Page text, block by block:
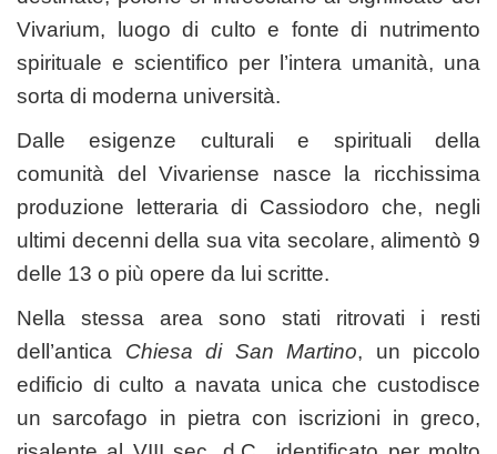
Vivarium, luogo di culto e fonte di nutrimento
spirituale e scientifico per l’intera umanità, una
sorta di moderna università.
Dalle esigenze culturali e spirituali della
comunità del Vivariense nasce la ricchissima
produzione letteraria di Cassiodoro che, negli
ultimi decenni della sua vita secolare, alimentò 9
delle 13 o più opere da lui scritte.
Nella stessa area sono stati ritrovati i resti
dell’antica Chiesa di San Martino, un piccolo
edificio di culto a navata unica che custodisce
un sarcofago in pietra con iscrizioni in greco,